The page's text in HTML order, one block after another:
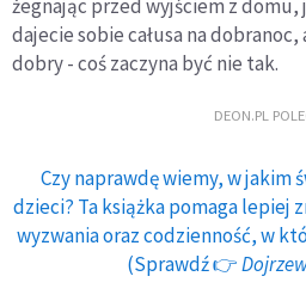
żegnając przed wyjściem z
dajecie sobie całusa na
dobry - coś zaczyna być nie tak.
DEON.PL
Czy naprawdę wiemy, w jakim
dzieci? Ta książka pomaga lepiej
wyzwania oraz codzienność, w
(Sprawdź 👉